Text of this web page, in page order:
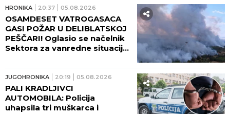
HRONIKA 20:37 05.08.2026
OSAMDESET VATROGASACA
GASI POŽAR U DELIBLATSKOJ
PEŠČARI! Oglasio se načelnik
Sektora za vanredne situacije:
JUGOHRONIKA 20:19 05.08.2026
PALI KRADLJIVCI
AUTOMOBILA: Policija
uhapsila tri muškarca i